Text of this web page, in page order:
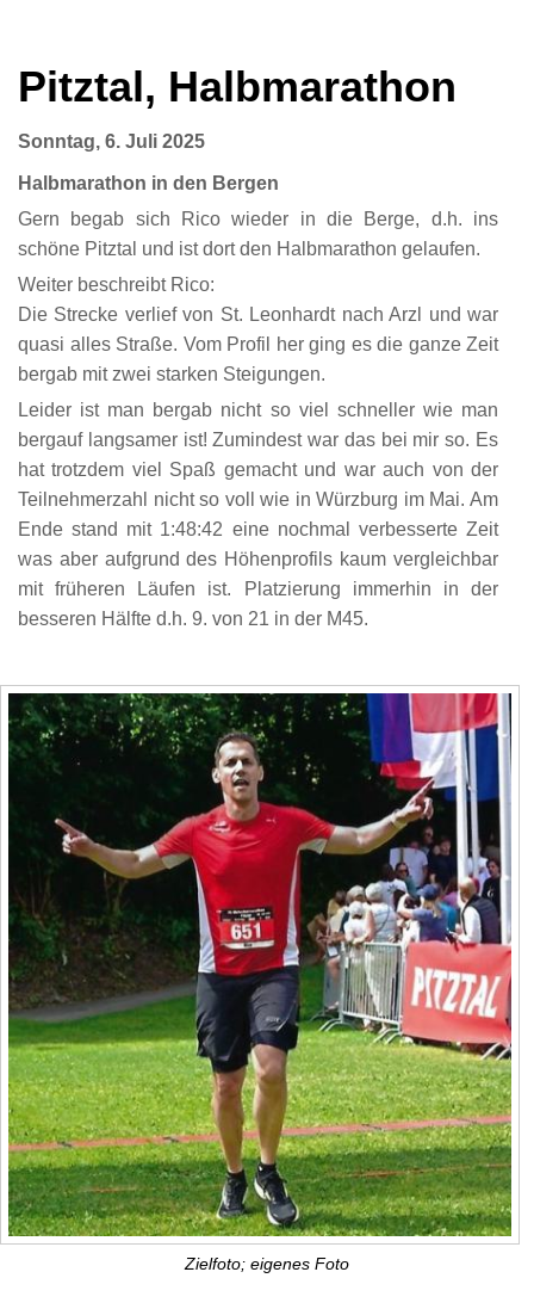
Pitztal, Halbmarathon
Sonntag, 6. Juli 2025
Halbmarathon in den Bergen
Gern begab sich Rico wieder in die Berge, d.h. ins
schöne Pitztal und ist dort den Halbmarathon gelaufen.
Weiter beschreibt Rico:
Die Strecke verlief von St. Leonhardt nach Arzl und war
quasi alles Straße. Vom Profil her ging es die ganze Zeit
bergab mit zwei starken Steigungen.
Leider ist man bergab nicht so viel schneller wie man
bergauf langsamer ist! Zumindest war das bei mir so. Es
hat trotzdem viel Spaß gemacht und war auch von der
Teilnehmerzahl nicht so voll wie in Würzburg im Mai. Am
Ende stand mit 1:48:42 eine nochmal verbesserte Zeit
was aber aufgrund des Höhenprofils kaum vergleichbar
mit früheren Läufen ist. Platzierung immerhin in der
besseren Hälfte d.h. 9. von 21 in der M45.
Zielfoto; eigenes Foto